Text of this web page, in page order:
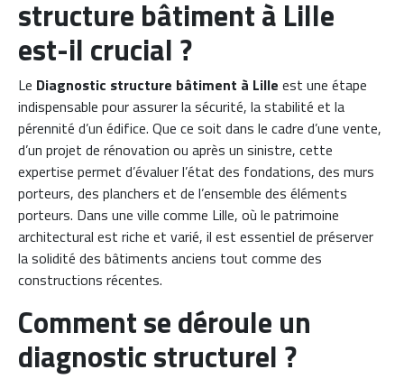
structure bâtiment à Lille
est-il crucial ?
Le Diagnostic structure bâtiment à Lille est une étape
indispensable pour assurer la sécurité, la stabilité et la
pérennité d’un édifice. Que ce soit dans le cadre d’une vente,
d’un projet de rénovation ou après un sinistre, cette
expertise permet d’évaluer l’état des fondations, des murs
porteurs, des planchers et de l’ensemble des éléments
porteurs. Dans une ville comme Lille, où le patrimoine
architectural est riche et varié, il est essentiel de préserver
la solidité des bâtiments anciens tout comme des
constructions récentes.
Comment se déroule un
diagnostic structurel ?